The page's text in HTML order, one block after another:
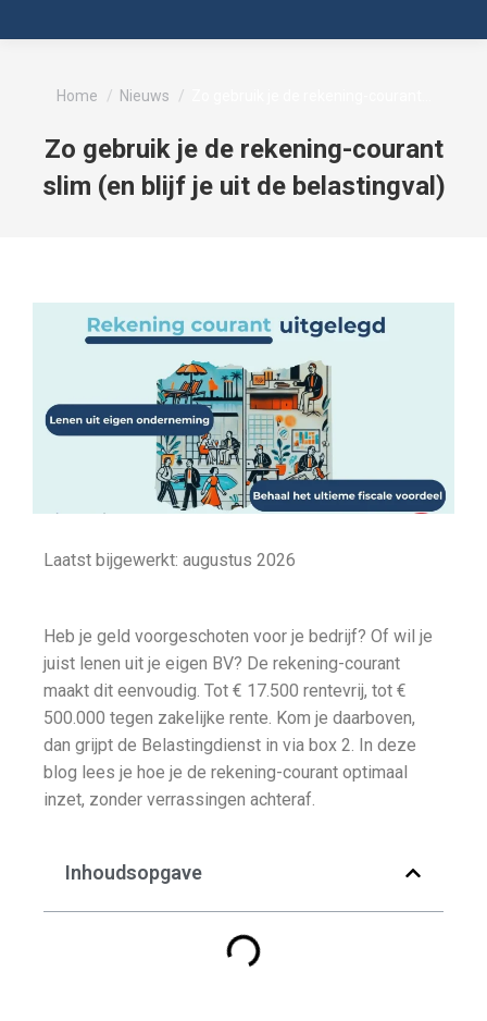
Zo gebruik je de rekening-courant
slim (en blijf je uit de belastingval)
Je bent hier:
Home Nieuws
Laatst bijgewerkt: augustus 2026
Heb je geld voorgeschoten voor je bedrijf? Of wil je
juist lenen uit je eigen BV? De rekening-courant
maakt dit eenvoudig. Tot € 17.500 rentevrij, tot €
500.000 tegen zakelijke rente. Kom je daarboven,
dan grijpt de Belastingdienst in via box 2. In deze
blog lees je hoe je de rekening-courant optimaal
inzet, zonder verrassingen achteraf.
Inhoudsopgave